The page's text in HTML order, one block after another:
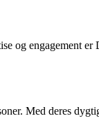
og engagement
Med deres